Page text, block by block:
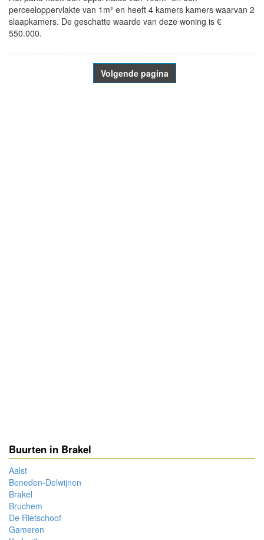
perceeloppervlakte van 1m² en heeft 4 kamers kamers waarvan 2
slaapkamers. De geschatte waarde van deze woning is €
550.000.
Volgende pagina
Buurten in Brakel
Aalst
Beneden-Delwijnen
Brakel
Bruchem
De Rietschoof
Gameren